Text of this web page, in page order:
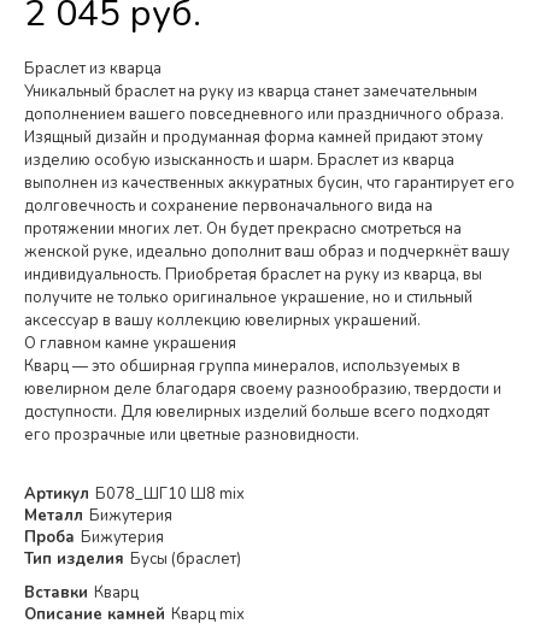
2 045 руб.
Браслет из кварца
Уникальный браслет на руку из кварца станет замечательным
дополнением вашего повседневного или праздничного образа.
Изящный дизайн и продуманная форма камней придают этому
изделию особую изысканность и шарм. Браслет из кварца
выполнен из качественных аккуратных бусин, что гарантирует его
долговечность и сохранение первоначального вида на
протяжении многих лет. Он будет прекрасно смотреться на
женской руке, идеально дополнит ваш образ и подчеркнёт вашу
индивидуальность. Приобретая браслет на руку из кварца, вы
получите не только оригинальное украшение, но и стильный
аксессуар в вашу коллекцию ювелирных украшений.
О главном камне украшения
Кварц — это обширная группа минералов, используемых в
ювелирном деле благодаря своему разнообразию, твердости и
доступности. Для ювелирных изделий больше всего подходят
его прозрачные или цветные разновидности.
Артикул Б078_ШГ10 Ш8 mix
Металл Бижутерия
Проба Бижутерия
Тип изделия Бусы (браслет)
Вставки Кварц
Описание камней Кварц mix